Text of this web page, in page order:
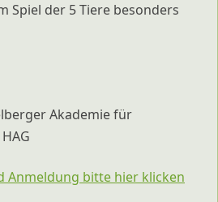
Spiel der 5 Tiere besonders
Akademie für
Anmeldung bitte hier klicken